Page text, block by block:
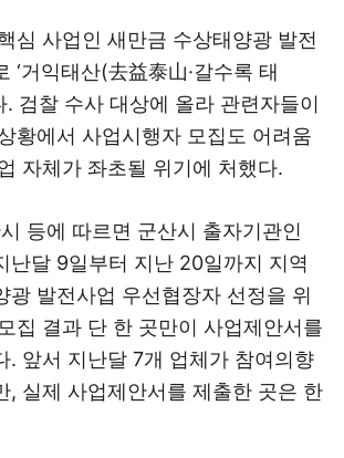
심 사업인 새만금 수상태양광 발전
‘거익태산(去益泰山·갈수록 태
. 검찰 수사 대상에 올라 관련자들이
황에서 사업시행자 모집도 어려움
자체가 좌초될 위기에 처했다.
등에 따르면 군산시 출자기관인
난달 9일부터 지난 20일까지 지역
광 발전사업 우선협장자 선정을 위
집 결과 단 한 곳만이 사업제안서를
. 앞서 지난달 7개 업체가 참여의향
, 실제 사업제안서를 제출한 곳은 한